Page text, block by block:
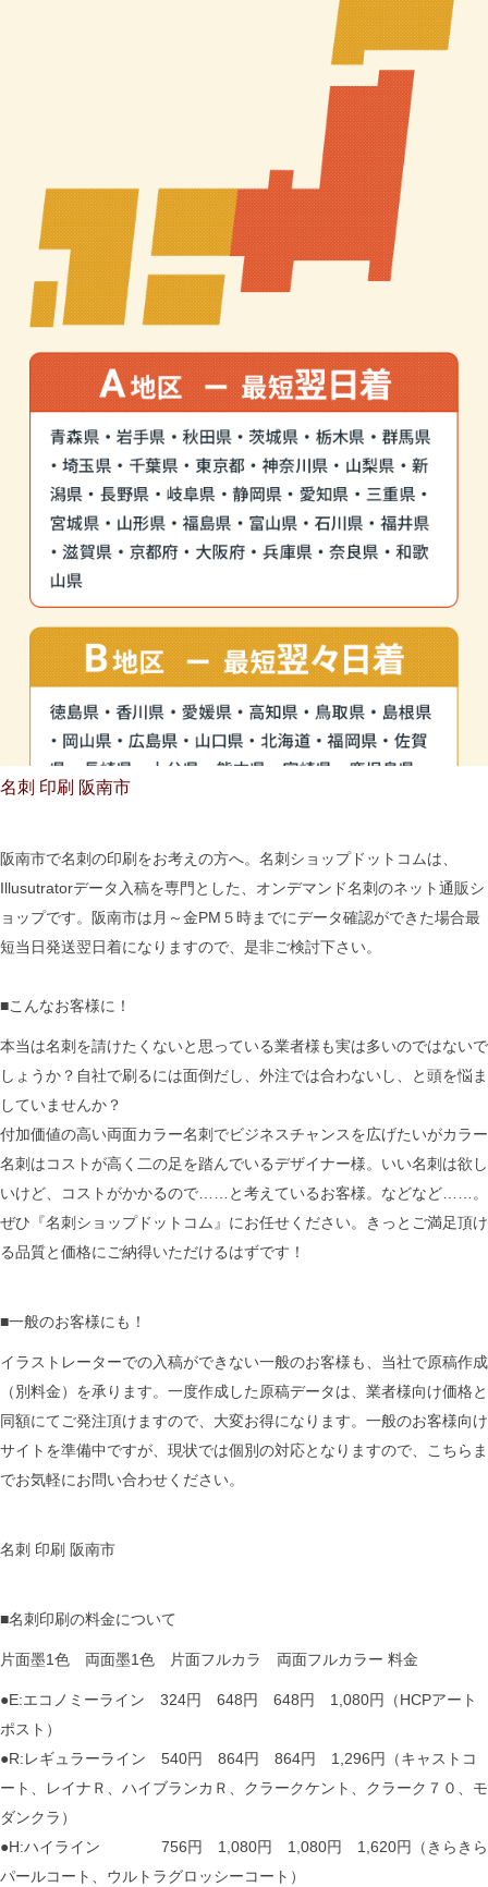
名刺 印刷 阪南市
阪南市で名刺の印刷をお考えの方へ。名刺ショップドットコムは、
Illusutratorデータ入稿を専門とした、オンデマンド名刺のネット通販シ
ョップです。阪南市は月～金PM５時までにデータ確認ができた場合最
短当日発送翌日着になりますので、是非ご検討下さい。
■こんなお客様に！
本当は名刺を請けたくないと思っている業者様も実は多いのではないで
しょうか？自社で刷るには面倒だし、外注では合わないし、と頭を悩ま
していませんか？
付加価値の高い両面カラー名刺でビジネスチャンスを広げたいがカラー
名刺はコストが高く二の足を踏んでいるデザイナー様。いい名刺は欲し
いけど、コストがかかるので……と考えているお客様。などなど……。
ぜひ『名刺ショップドットコム』にお任せください。きっとご満足頂け
る品質と価格にご納得いただけるはずです！
■一般のお客様にも！
イラストレーターでの入稿ができない一般のお客様も、当社で原稿作成
（別料金）を承ります。一度作成した原稿データは、業者様向け価格と
同額にてご発注頂けますので、大変お得になります。一般のお客様向け
サイトを準備中ですが、現状では個別の対応となりますので、こちらま
でお気軽にお問い合わせください。
名刺 印刷 阪南市
■名刺印刷の料金について
片面墨1色 両面墨1色 片面フルカラ 両面フルカラー 料金
●E:エコノミーライン 324円 648円 648円 1,080円（HCPアート
ポスト）
●R:レギュラーライン 540円 864円 864円 1,296円（キャストコ
ート、レイナＲ、ハイブランカＲ、クラークケント、クラーク７０、モ
ダンクラ）
●H:ハイライン 756円 1,080円 1,080円 1,620円（きらきら
パールコート、ウルトラグロッシーコート）